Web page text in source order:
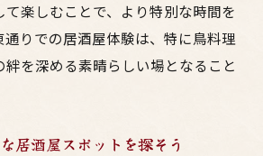
て楽しむことで、より特別な時間を
りでの居酒屋体験は、特に鳥料理
絆を深める素晴らしい場となること
居酒屋スポットを探そう